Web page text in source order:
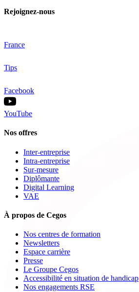
Rejoignez-nous
France
Tips
Facebook
YouTube
Nos offres
Inter-entreprise
Intra-entreprise
Sur-mesure
Diplômante
Digital Learning
VAE
À propos de Cegos
Nos centres de formation
Newsletters
Espace carrière
Presse
Le Groupe Cegos
Accessibilité en situation de handicap
Nos engagements RSE